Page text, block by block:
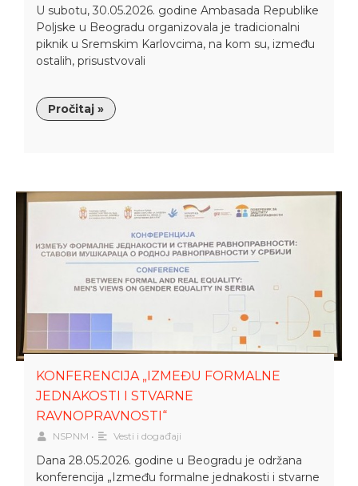
U subotu, 30.05.2026. godine Ambasada Republike
Poljske u Beogradu organizovala je tradicionalni
piknik u Sremskim Karlovcima, na kom su, između
ostalih, prisustvovali
Pročitaj »
KONFERENCIJA „IZMEĐU FORMALNE
JEDNAKOSTI I STVARNE
RAVNOPRAVNOSTI“
NSPNM • Vesti i događaji
Dana 28.05.2026. godine u Beogradu je održana
konferencija „Između formalne jednakosti i stvarne